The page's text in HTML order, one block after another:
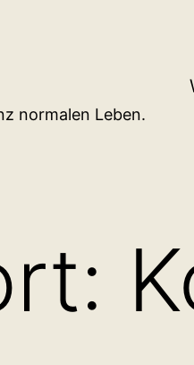
normalen Leben.